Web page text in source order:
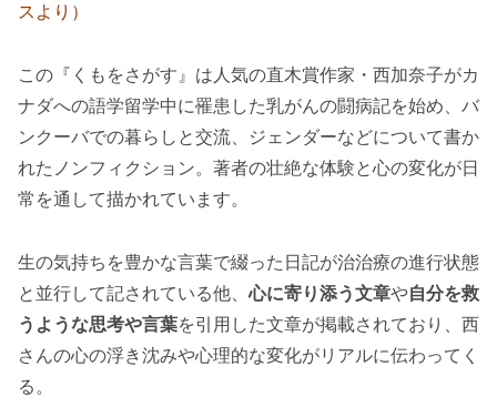
スより）
この『くもをさがす』は人気の直木賞作家・西加奈子がカ
ナダへの語学留学中に罹患した乳がんの闘病記を始め、バ
ンクーバでの暮らしと交流、ジェンダーなどについて書か
れたノンフィクション。著者の壮絶な体験と心の変化が日
常を通して描かれています。
生の気持ちを豊かな言葉で綴った日記が治治療の進行状態
と並行して記されている他、心に寄り添う文章や自分を救
うような思考や言葉を引用した文章が掲載されており、西
さんの心の浮き沈みや心理的な変化がリアルに伝わってく
る。